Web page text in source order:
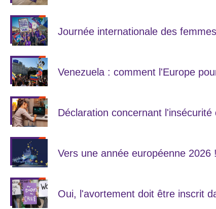
Journée internationale des
Venezuela : comment l'Europe
Déclaration concernant
Vers une année européenne 2026 !
Oui, l'avortement doit être inscrit